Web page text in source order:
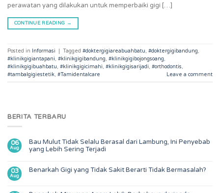
perawatan yang dilakukan untuk memperbaiki gigi […]
CONTINUE READING →
Posted in Informasi | Tagged #doktergigiareabuahbatu, #doktergigibandung,
#klinikgigiantapani, #klinikgigibandung, #klinikgigibojongsoang,
#klinikgigibuahbatu, #klinikgigicimahi, #klinikgigisarijadi, #orthodontis,
#tambalgigiestetik, #Tamidentalcare Leave a comment
BERITA TERBARU
06
Aug
Bau Mulut Tidak Selalu Berasal dari Lambung, Ini Penyebab
yang Lebih Sering Terjadi
03
Aug
Benarkah Gigi yang Tidak Sakit Berarti Tidak Bermasalah?